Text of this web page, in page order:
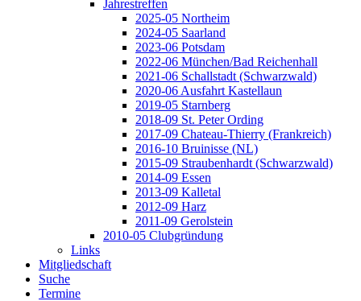
Jahrestreffen
2025-05 Northeim
2024-05 Saarland
2023-06 Potsdam
2022-06 München/Bad Reichenhall
2021-06 Schallstadt (Schwarzwald)
2020-06 Ausfahrt Kastellaun
2019-05 Starnberg
2018-09 St. Peter Ording
2017-09 Chateau-Thierry (Frankreich)
2016-10 Bruinisse (NL)
2015-09 Straubenhardt (Schwarzwald)
2014-09 Essen
2013-09 Kalletal
2012-09 Harz
2011-09 Gerolstein
2010-05 Clubgründung
Links
Mitgliedschaft
Suche
Termine